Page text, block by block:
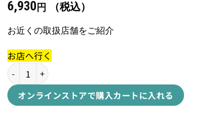
6,930 円 （税込）
お近くの取扱店舗をご紹介
お店へ行く
E-BIKE SUPERBRIGHTStVZO Ai ALERTREAR個
オンラインストアで購入カートに入れる